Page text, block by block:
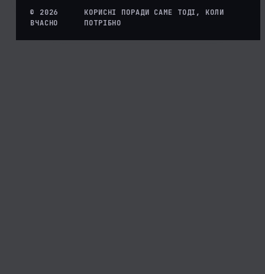
© 2026
ВЧАСНО
КОРИСНІ ПОРАДИ САМЕ ТОДІ, КОЛИ
ПОТРІБНО